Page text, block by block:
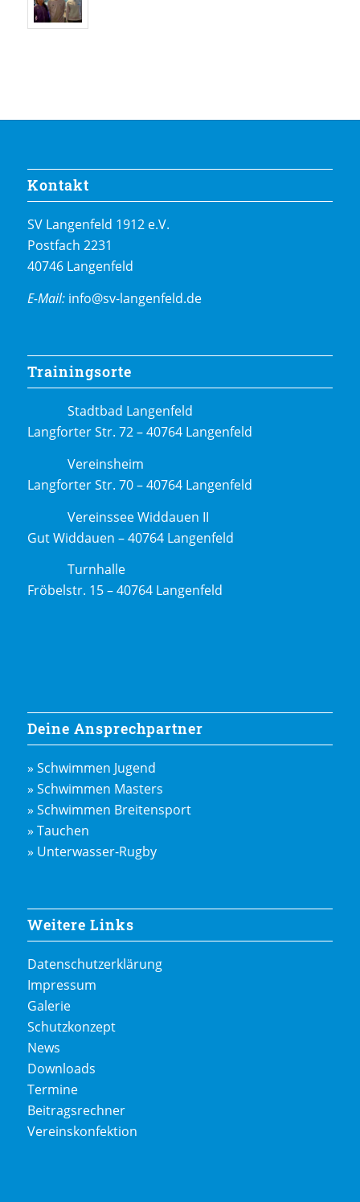
Kontakt
SV Langenfeld 1912 e.V.
Postfach 2231
40746 Langenfeld
E-Mail: info@sv-langenfeld.de
Trainingsorte
Stadtbad Langenfeld
Langforter Str. 72 – 40764 Langenfeld
Vereinsheim
Langforter Str. 70 – 40764 Langenfeld
Vereinssee Widdauen II
Gut Widdauen – 40764 Langenfeld
Turnhalle
Fröbelstr. 15 – 40764 Langenfeld
Deine Ansprechpartner
» Schwimmen Jugend
» Schwimmen Masters
» Schwimmen Breitensport
» Tauchen
» Unterwasser-Rugby
Weitere Links
Datenschutzerklärung
Impressum
Galerie
Schutzkonzept
News
Downloads
Termine
Beitragsrechner
Vereinskonfektion